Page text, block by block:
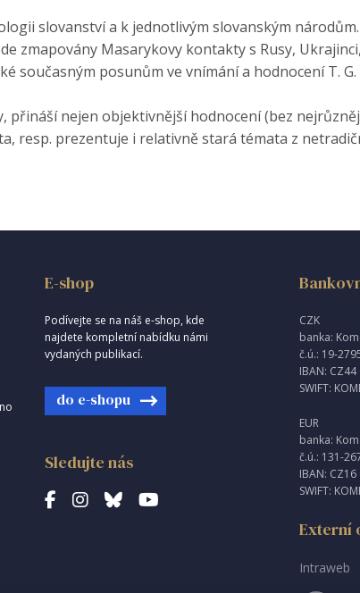
slovanství a k jednotlivým slovanským
zmapovány Masarykovy kontakty s Rusy,
současným posunům ve vnímání a hodnocení T.
nejen objektivnější hodnocení (bez
resp. prezentuje i relativně stará témata z
E-shop
Podívejte se na náš e-shop, kde
najdete kompletní nabídku námi
vydaných publikací.
do e-shopu
Sledujte nás
CZK
banka:
č.ú.: 19-
IBAN:
SWIFT:
EUR
banka:
č.ú.: 131-
IBAN:
SWIFT:
Externí
Intraweb